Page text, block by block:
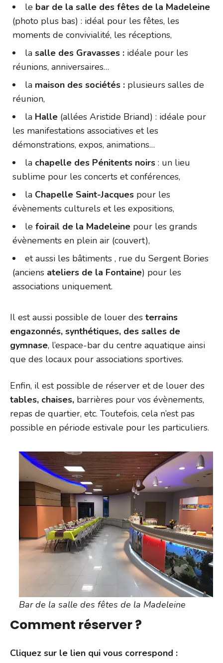
le bar de la salle des fêtes de la Madeleine
(photo plus bas) : idéal pour les fêtes, les
moments de convivialité, les réceptions,
la salle des Gravasses : idéale pour les
réunions, anniversaires…
la maison des sociétés : plusieurs salles de
réunion,
la Halle (allées Aristide Briand) : idéale pour
les manifestations associatives et les
démonstrations, expos, animations…
la chapelle des Pénitents noirs : un lieu
sublime pour les concerts et conférences,
la Chapelle Saint-Jacques pour les
évènements culturels et les expositions,
le foirail de la Madeleine pour les grands
évènements en plein air (couvert),
et aussi les bâtiments , rue du Sergent Bories
(anciens ateliers de la Fontaine) pour les
associations uniquement.
Il est aussi possible de louer des terrains
engazonnés, synthétiques, des salles de
gymnase, l’espace-bar du centre aquatique ainsi
que des locaux pour associations sportives.
Enfin, il est possible de réserver et de louer des
tables, chaises, barrières pour vos évènements,
repas de quartier, etc. Toutefois, cela n’est pas
possible en période estivale pour les particuliers.
Bar de la salle des fêtes de la Madeleine
Comment réserver ?
Cliquez sur le lien qui vous correspond :